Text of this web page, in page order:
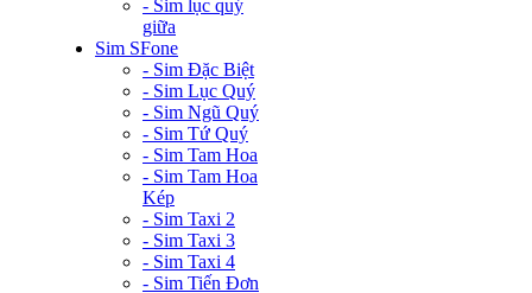
- Sim lục quý
giữa
Sim SFone
- Sim Đặc Biệt
- Sim Lục Quý
- Sim Ngũ Quý
- Sim Tứ Quý
- Sim Tam Hoa
- Sim Tam Hoa
Kép
- Sim Taxi 2
- Sim Taxi 3
- Sim Taxi 4
- Sim Tiến Đơn